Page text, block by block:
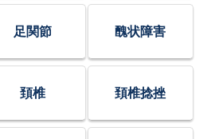
足関節 醜状障害
頚椎 頚椎捻挫